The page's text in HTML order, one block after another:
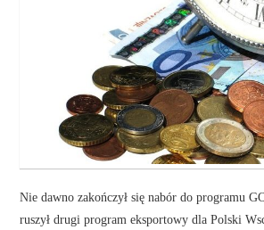
Nie dawno zakończył się nabór do programu
ruszył drugi program eksportowy dla Polski